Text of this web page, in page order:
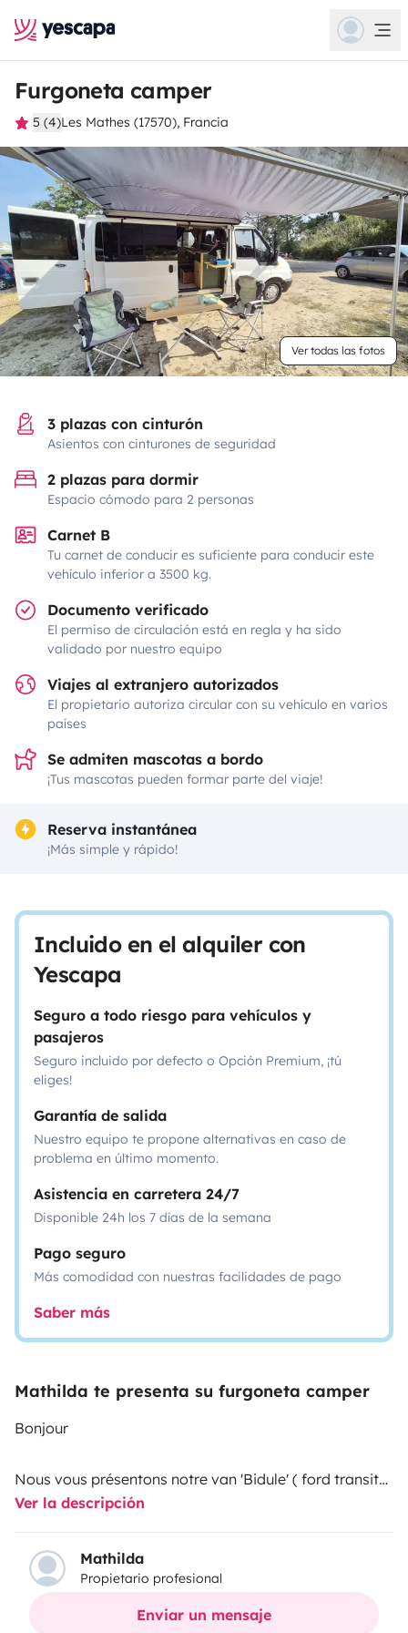
Furgoneta camper
5 (4)Les Mathes (17570), Francia
Ver todas las fotos
3 plazas con cinturón
Asientos con cinturones de seguridad
2 plazas para dormir
Espacio cómodo para 2 personas
Carnet B
Tu carnet de conducir es suficiente para conducir este
vehículo inferior a 3500 kg.
Documento verificado
El permiso de circulación está en regla y ha sido
validado por nuestro equipo
Viajes al extranjero autorizados
El propietario autoriza circular con su vehículo en varios
países
Se admiten mascotas a bordo
¡Tus mascotas pueden formar parte del viaje!
Reserva instantánea
¡Más simple y rápido!
Incluido en el alquiler con
Yescapa
Seguro a todo riesgo para vehículos y
pasajeros
Seguro incluido por defecto o Opción Premium, ¡tú
eliges!
Garantía de salida
Nuestro equipo te propone alternativas en caso de
problema en último momento.
Asistencia en carretera 24/7
Disponible 24h los 7 días de la semana
Pago seguro
Más comodidad con nuestras facilidades de pago
Saber más
Mathilda te presenta su furgoneta camper
Bonjour
Nous vous présentons notre van 'Bidule' ( ford transit
H1 L2) fait maison.
Vous désirez prendre un bol d'air profitez de la nature ,
alors il vous le faut pour quelques jours.
Ver la descripción
Mathilda
Propietario profesional
Enviar un mensaje